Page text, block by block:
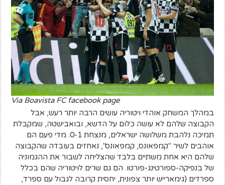
Via Boavista FC facebook page
במהלך המשחק אוהדי ויטוריה עושים הרבה יותר רעש, אבל
הקבוצה שלהם לא עושה כלום על הדשא, ובואבישטה, שמקבלת
תמיכה נלהבת משלושה ישראלים, מנצחת 0-1. מדי פעם הם
אוהבים לשיר "קמפאונס, קמפאונס", נאחזים בעובדה שהקבוצה
שלהם היא אחת משתיים בלבד שהצליחה לשבור את ההגמוניה
של בנפיקה-ספורטינג-פורטו. הם גם שרים לויטוריה שהם בכלל
ספרדים (גימארייש יותר צפונית, יחסית קרובה לגבול עם ספרד,